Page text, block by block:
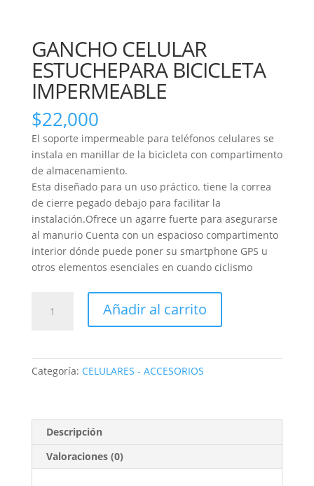
GANCHO CELULAR
ESTUCHEPARA BICICLETA
IMPERMEABLE
$22,000
El soporte impermeable para teléfonos celulares se
instala en manillar de la bicicleta con compartimento
de almacenamiento.
Esta diseñado para un uso práctico. tiene la correa
de cierre pegado debajo para facilitar la
instalación.Ofrece un agarre fuerte para asegurarse
al manurio Cuenta con un espacioso compartimento
interior dónde puede poner su smartphone GPS u
otros elementos esenciales en cuando ciclismo
CELULAR
IMPERMEABLE
cantidad
Añadir al carrito
Categoría: CELULARES - ACCESORIOS
Descripción
Valoraciones (0)